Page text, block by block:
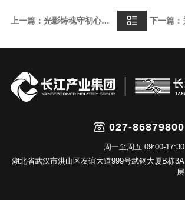
上一篇：光影铸魂守初心胶片为证砺使命—长江万润半导体党支部组织开展红色观影活动
027-86879800
周一至周五 09:00-17:30
湖北省武汉市洪山区友谊大道999号武钢大厦B栋3A
层